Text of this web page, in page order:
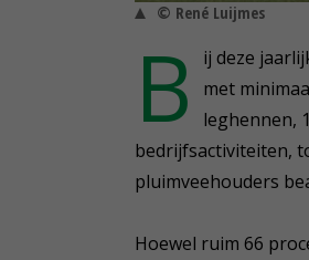
© René Luijmes
B
ij deze
met
leghennen,
bedrijfsactiviteiten,
pluimveehouders
Hoewel ruim 66